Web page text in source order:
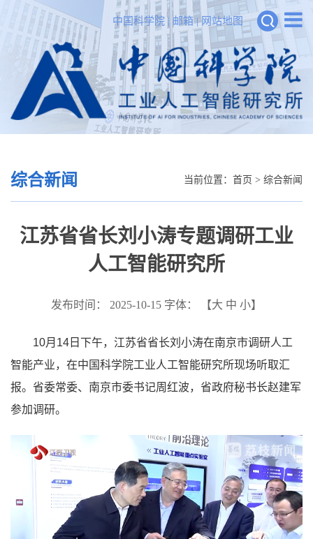
中国科学院 | 邮箱|网站地图
综合新闻 当前位置： 首页 > 综合新闻
江苏省省长刘小涛专题调研工业
人工智能研究所
发布时间： 2025-10-15 字体： 【大 中 小】
10月14日下午， 江苏省省长刘小涛在南京市调研人工
智能产业，在中国科学院工业人工智能研究所现场听取汇
报。省委常委、南京市委书记周红波，省政府秘书长赵建军
参加调研。